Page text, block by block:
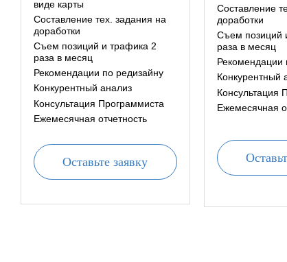
виде карты
Составление тех. задания на
доработки
Съем позиций и трафика 2
раза в месяц
Рекомендации по редизайну
Конкурентный анализ
Консультация Программиста
Ежемесячная отчетность
Оставьте заявку
Составление
доработки
Съем позиций
раза в месяц
Рекомендации
Конкурентный
Консультация
Ежемесячная